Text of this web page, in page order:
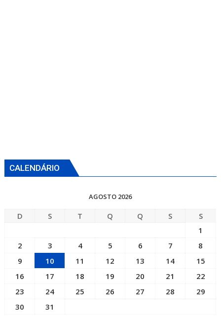
CALENDÁRIO
AGOSTO 2026
D S T Q Q S
S
1
2
3 4 5 6 7
8
9
10 11 12 13 14
15
16
17 18 19 20 21
22
23
24 25 26 27 28
29
30
31